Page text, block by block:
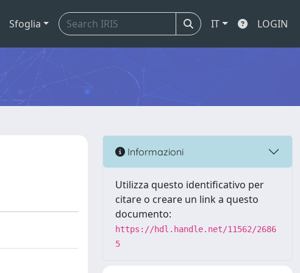
Sfoglia IT LOGIN
Informazioni
Utilizza questo identificativo per
citare o creare un link a questo
documento:
https://hdl.handle.net/11562/2686
5